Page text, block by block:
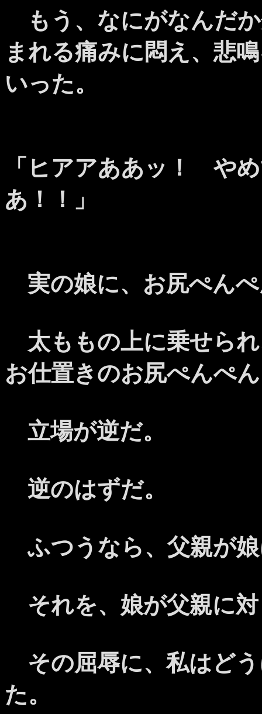
もう、なにがなんだ
まれる痛みに悶え、悲
いった。
「ヒアアああッ！ や
あ！！」
実の娘に、お尻ぺん
太ももの上に乗せら
お仕置きのお尻ぺんぺ
立場が逆だ。
逆のはずだ。
ふつうなら、父親が
それを、娘が父親に
その屈辱に、私はど
た。